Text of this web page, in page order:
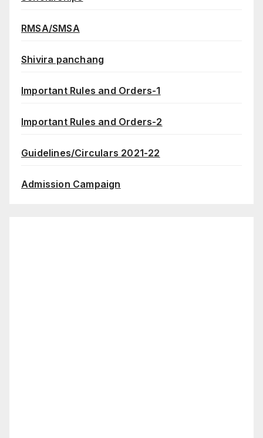
RMSA/SMSA
Shivira panchang
Important Rules and Orders-1
Important Rules and Orders-2
Guidelines/Circulars 2021-22
Admission Campaign